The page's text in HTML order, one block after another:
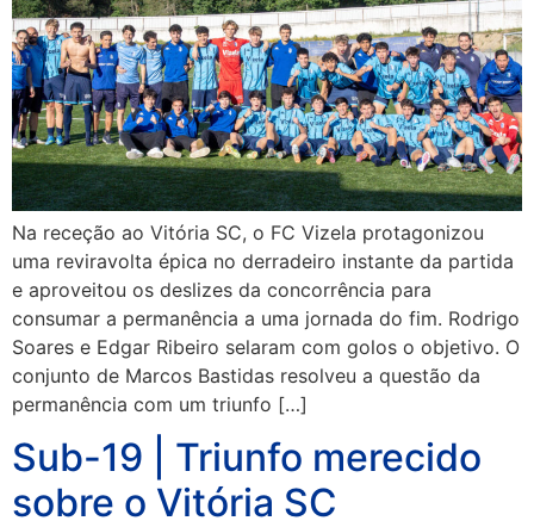
Na receção ao Vitória SC, o FC Vizela protagonizou
uma reviravolta épica no derradeiro instante da partida
e aproveitou os deslizes da concorrência para
consumar a permanência a uma jornada do fim. Rodrigo
Soares e Edgar Ribeiro selaram com golos o objetivo. O
conjunto de Marcos Bastidas resolveu a questão da
permanência com um triunfo […]
Sub-19 | Triunfo merecido
sobre o Vitória SC